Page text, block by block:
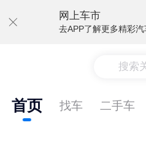
网上车市
去APP了解更多精彩汽
搜索
首页 找车 二手车